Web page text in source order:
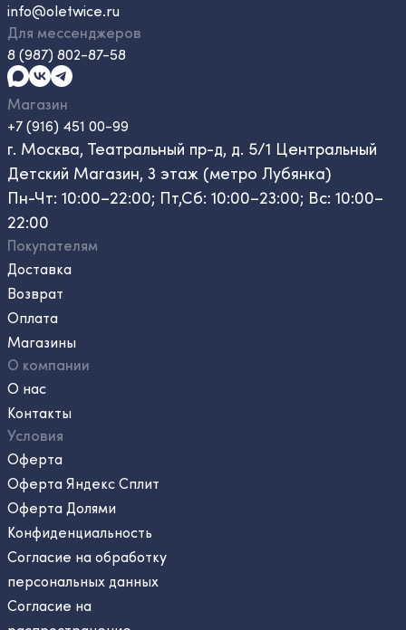
info@oletwice.ru
Для мессенджеров
8 (987) 802-87-58
Магазин
+7 (916) 451 00-99
г. Москва, Театральный пр-д, д. 5/1 Центральный
Детский Магазин, 3 этаж (метро Лубянка)
Пн-Чт: 10:00–22:00; Пт,Сб: 10:00–23:00; Вс: 10:00–
22:00
Покупателям
Доставка
Возврат
Оплата
Магазины
О компании
О нас
Контакты
Условия
Оферта
Оферта Яндекс Сплит
Оферта Долями
Конфиденциальность
Согласие на обработку
персональных данных
Согласие на